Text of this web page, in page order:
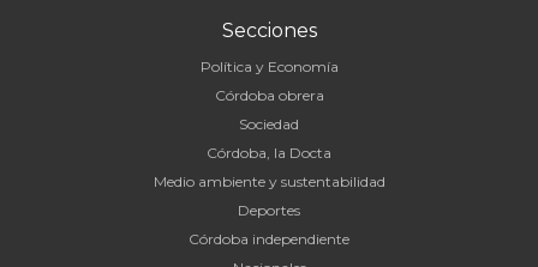
Secciones
Política y Economía
Córdoba obrera
Sociedad
Córdoba, la Docta
Medio ambiente y sustentabilidad
Deportes
Córdoba independiente